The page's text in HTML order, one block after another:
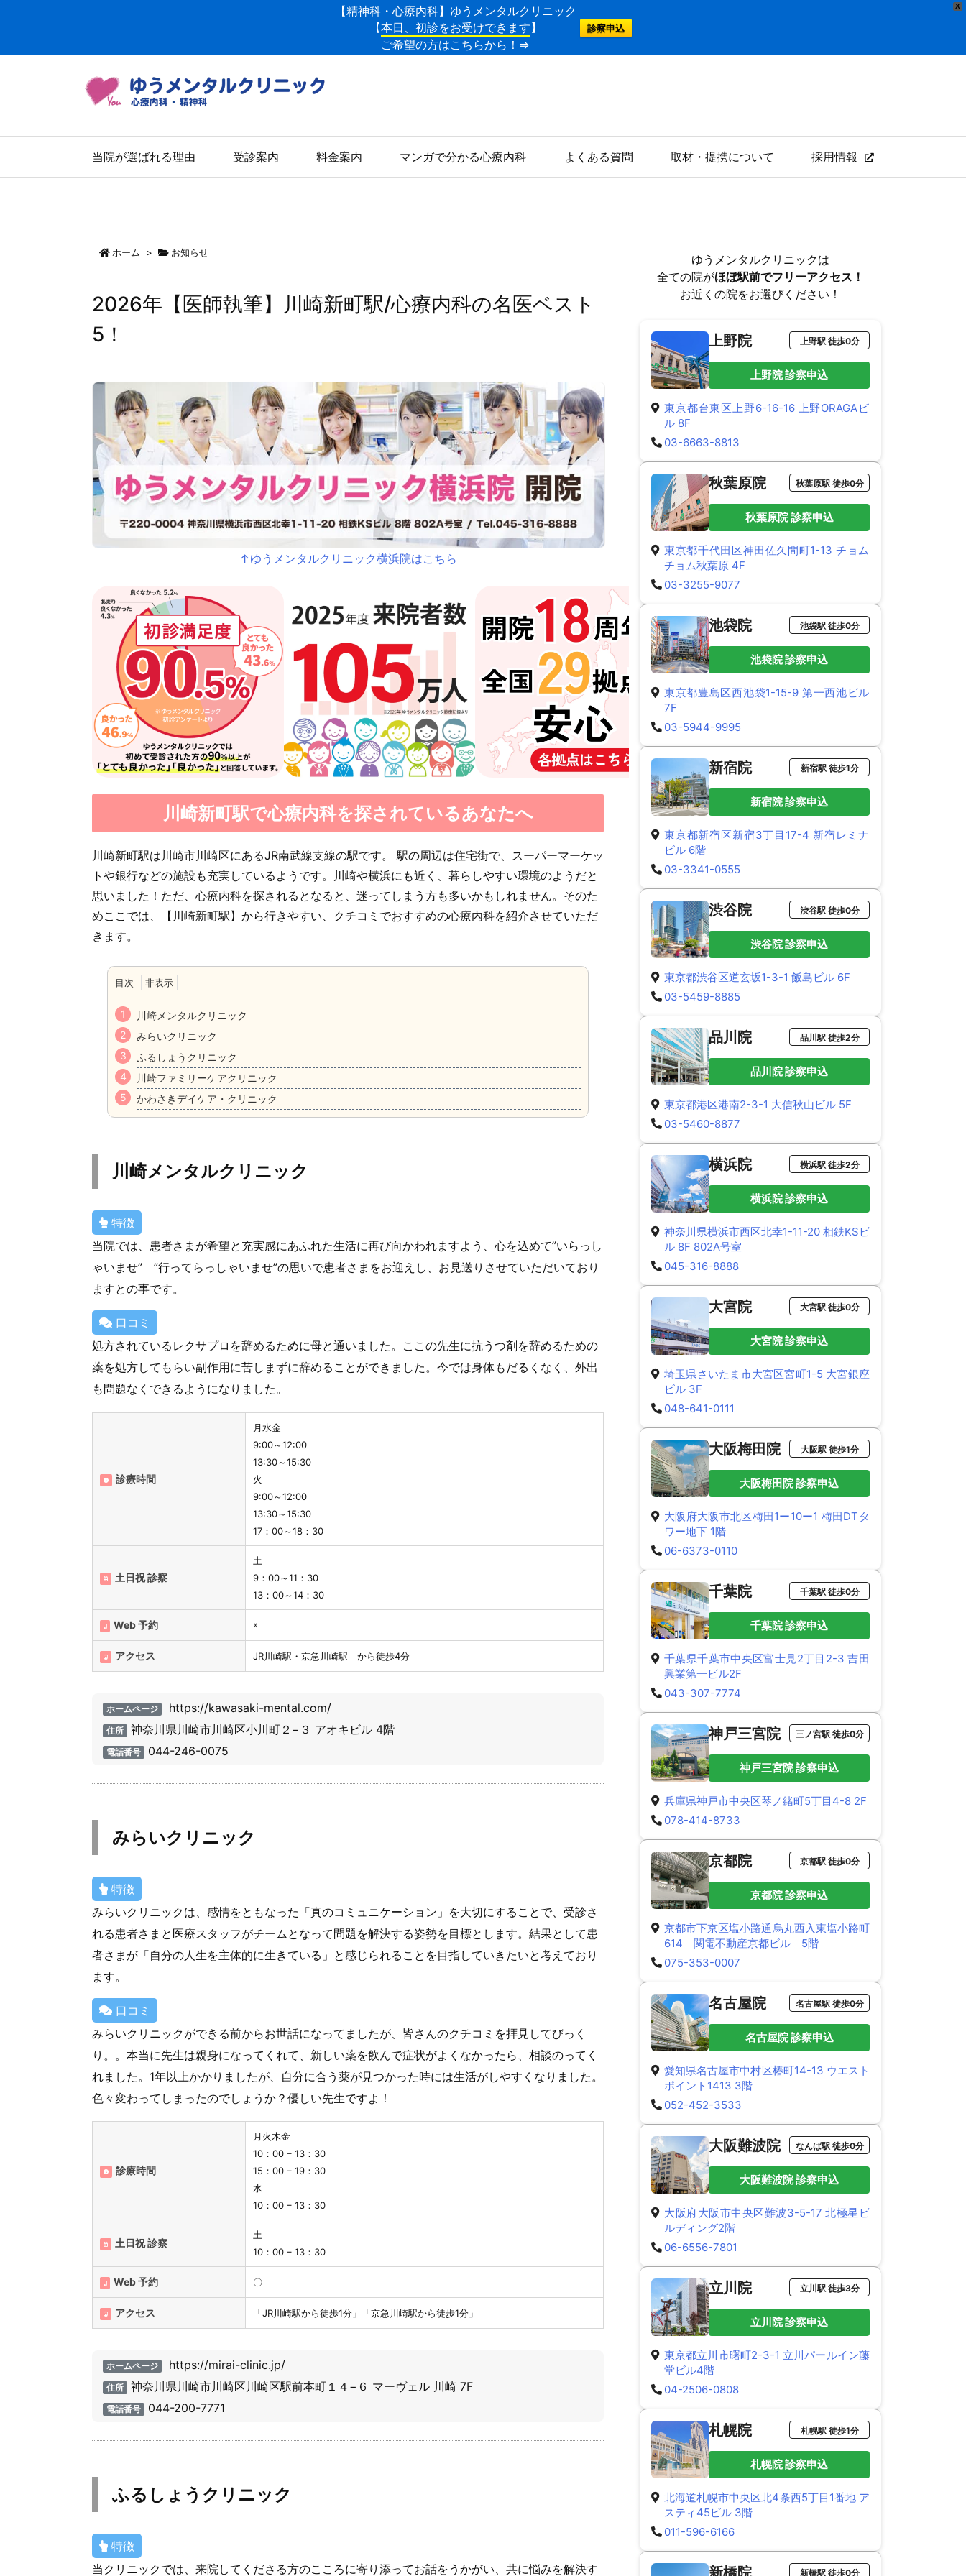
X
【精神科・心療内科】ゆうメンタルクリニック
【本日、初診をお受けできます】
ご希望の方はこちらから！⇒
診察申込
当院が選ばれる理由 受診案内 料金案内 マンガで分かる心療内科 よくある質問 取材・提携について 採用情報
ホーム > お知らせ
2026年【医師執筆】川崎新町駅/心療内科の名医ベスト
5！
↑ゆうメンタルクリニック横浜院はこちら
川崎新町駅で心療内科を探されているあなたへ
川崎新町駅は川崎市川崎区にあるJR南武線支線の駅です。 駅の周辺は住宅街で、スーパーマーケッ
トや銀行などの施設も充実しているようです。川崎や横浜にも近く、暮らしやすい環境のようだと
思いました！ただ、心療内科を探されるとなると、迷ってしまう方も多いかもしれません。そのた
めここでは、【川崎新町駅】から行きやすい、クチコミでおすすめの心療内科を紹介させていただ
きます。
目次
川崎メンタルクリニック
みらいクリニック
ふるしょうクリニック
川崎ファミリーケアクリニック
かわさきデイケア・クリニック
川崎メンタルクリニック
特徴
当院では、患者さまが希望と充実感にあふれた生活に再び向かわれますよう、心を込めて”いらっし
ゃいませ” ”行ってらっしゃいませ”の思いで患者さまをお迎えし、お見送りさせていただいており
ますとの事です。
口コミ
処方されているレクサプロを辞めるために母と通いました。ここの先生に抗うつ剤を辞めるための
薬を処方してもらい副作用に苦しまずに辞めることができました。今では身体もだるくなく、外出
も問題なくできるようになりました。
診療時間
月水金
9:00～12:00
13:30～15:30
火
9:00～12:00
13:30～15:30
17：00～18：30
土日祝 診察
土
9：00～11：30
13：00～14：30
Web 予約 ☓
アクセス JR川崎駅・京急川崎駅 から徒歩4分
ホームページ https://kawasaki-mental.com/
住所 神奈川県川崎市川崎区小川町２−３ アオキビル 4階
電話番号 044-246-0075
みらいクリニック
特徴
みらいクリニックは、感情をともなった「真のコミュニケーション」を大切にすることで、受診さ
れる患者さまと医療スタッフがチームとなって問題を解決する姿勢を目標とします。結果として患
者さまが「自分の人生を主体的に生きている」と感じられることを目指していきたいと考えており
ます。
口コミ
みらいクリニックができる前からお世話になってましたが、皆さんのクチコミを拝見してびっく
り。。本当に先生は親身になってくれて、新しい薬を飲んで症状がよくなかったら、相談のってく
れました。1年以上かかりましたが、自分に合う薬が見つかった時には生活がしやすくなりました。
色々変わってしまったのでしょうか？優しい先生ですよ！
診療時間
月火木金
10：00 – 13：30
15：00 – 19：30
水
10：00 – 13：30
土日祝 診察
土
10：00 – 13：30
Web 予約 〇
アクセス 「JR川崎駅から徒歩1分」「京急川崎駅から徒歩1分」
ホームページ https://mirai-clinic.jp/
住所 神奈川県川崎市川崎区川崎区駅前本町１４−６ マーヴェル 川崎 7F
電話番号 044-200-7771
ふるしょうクリニック
特徴
当クリニックでは、来院してくださる方のこころに寄り添ってお話をうかがい、共に悩みを解決す
ゆうメンタルクリニックは
全ての院がほぼ駅前でフリーアクセス！
お近くの院をお選びください！
上野院 上野駅 徒歩0分
上野院 診察申込
東京都台東区上野6-16-16 上野ORAGAビ
ル 8F
03-6663-8813
秋葉原院 秋葉原駅 徒歩0分
秋葉原院 診察申込
東京都千代田区神田佐久間町1-13 チョム
チョム秋葉原 4F
03-3255-9077
池袋院 池袋駅 徒歩0分
池袋院 診察申込
東京都豊島区西池袋1-15-9 第一西池ビル
7F
03-5944-9995
新宿院 新宿駅 徒歩1分
新宿院 診察申込
東京都新宿区新宿3丁目17-4 新宿レミナ
ビル 6階
03-3341-0555
渋谷院 渋谷駅 徒歩0分
渋谷院 診察申込
東京都渋谷区道玄坂1-3-1 飯島ビル 6F
03-5459-8885
品川院 品川駅 徒歩2分
品川院 診察申込
東京都港区港南2-3-1 大信秋山ビル 5F
03-5460-8877
横浜院 横浜駅 徒歩2分
横浜院 診察申込
神奈川県横浜市西区北幸1-11-20 相鉄KSビ
ル 8F 802A号室
045-316-8888
大宮院 大宮駅 徒歩0分
大宮院 診察申込
埼玉県さいたま市大宮区宮町1-5 大宮銀座
ビル 3F
048-641-0111
大阪梅田院 大阪駅 徒歩1分
大阪梅田院 診察申込
大阪府大阪市北区梅田1ー10ー1 梅田DTタ
ワー地下 1階
06-6373-0110
千葉院 千葉駅 徒歩0分
千葉院 診察申込
千葉県千葉市中央区富士見2丁目2-3 吉田
興業第一ビル2F
043-307-7774
神戸三宮院 三ノ宮駅 徒歩0分
神戸三宮院 診察申込
兵庫県神戸市中央区琴ノ緒町5丁目4-8 2F
078-414-8733
京都院 京都駅 徒歩0分
京都院 診察申込
京都市下京区塩小路通烏丸西入東塩小路町
614 関電不動産京都ビル 5階
075-353-0007
名古屋院 名古屋駅 徒歩0分
名古屋院 診察申込
愛知県名古屋市中村区椿町14-13 ウエスト
ポイント1413 3階
052-452-3533
大阪難波院 なんば駅 徒歩0分
大阪難波院 診察申込
大阪府大阪市中央区難波3-5-17 北極星ビ
ルディング2階
06-6556-7801
立川院 立川駅 徒歩3分
立川院 診察申込
東京都立川市曙町2-3-1 立川パールイン藤
堂ビル4階
04-2506-0808
札幌院 札幌駅 徒歩1分
札幌院 診察申込
北海道札幌市中央区北4条西5丁目1番地 ア
スティ45ビル 3階
011-596-6166
新橋院 新橋駅 徒歩0分